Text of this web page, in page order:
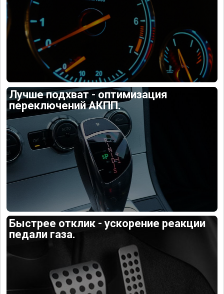
Лучше подхват - оптимизация
переключений АКПП.
Быстрее отклик - ускорение реакции
педали газа.